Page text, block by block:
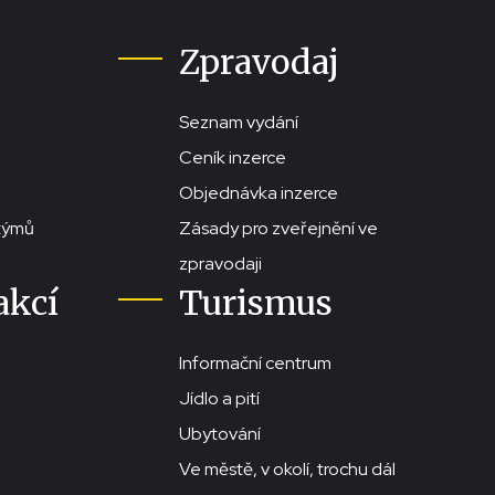
Zpravodaj
Seznam vydání
Ceník inzerce
Objednávka inzerce
Zásady pro zveřejnění ve
zpravodaji
Turismus
Informační centrum
Jídlo a pití
Ubytování
Ve městě, v okolí, trochu dál